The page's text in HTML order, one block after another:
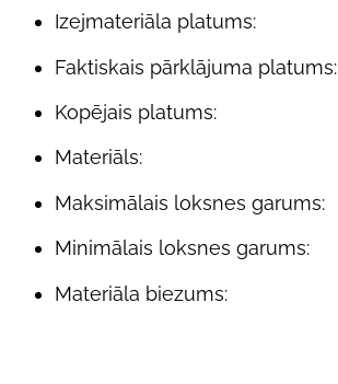
Izejmateriāla platums:
Faktiskais pārklājuma platums:
Kopējais platums:
Materiāls:
Maksimālais loksnes garums:
Minimālais loksnes garums:
Materiāla biezums: